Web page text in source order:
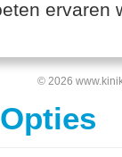
ervaren
© 2026